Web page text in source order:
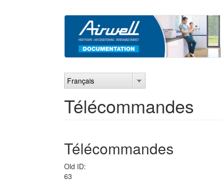
Français
Télécommandes
Télécommandes
Old ID:
63